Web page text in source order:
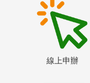
線上申辦